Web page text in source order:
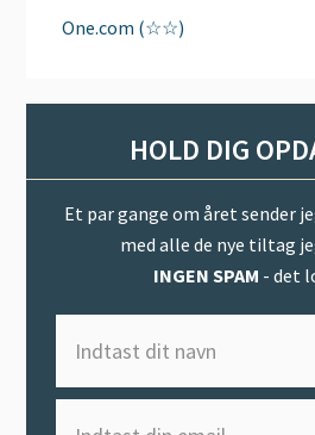
One.com (☆☆)
HOLD DIG
Et par gange om året sender
med alle de nye tiltag
INGEN SPAM - det